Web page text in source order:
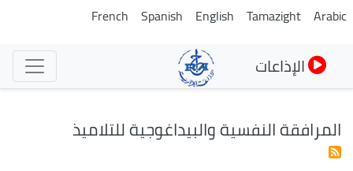
تجاوز
Arabic
Tamazight
English
Spanish
French
الإذاعات
المرافقة النفسية والبيداغوجية للتلاميذ